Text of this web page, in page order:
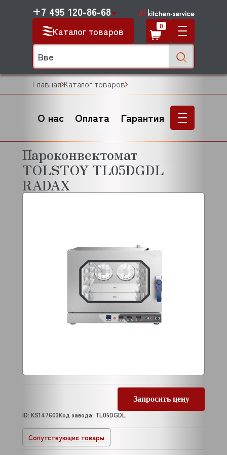
Каталог товаров
+7 495 120-86-68
0
Главная Каталог товаров
О нас Оплата Гарантия
Сопутствующие товары
Пароконвектомат
TOLSTOY TL05DGDL
RADAX
Запросить цену
ID: KS147603Код завода: TL05DGDL